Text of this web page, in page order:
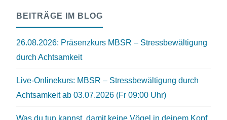
BEITRÄGE IM BLOG
26.08.2026: Präsenzkurs MBSR – Stressbewältigung
durch Achtsamkeit
Live-Onlinekurs: MBSR – Stressbewältigung durch
Achtsamkeit ab 03.07.2026 (Fr 09:00 Uhr)
Was du tun kannst, damit keine Vögel in deinem Kopf